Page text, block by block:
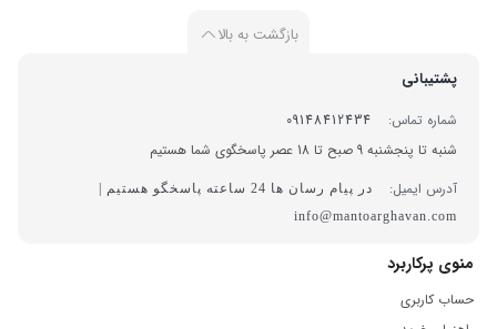
بازگشت به بالا
پشتیبانی
شماره تماس:
09148412434
شنبه تا پنجشنبه 9 صبح تا 18 عصر پاسخگوی شما هستیم
آدرس ایمیل:
در پیام رسان ها 24 ساعته پاسخگو هستیم |
info@mantoarghavan.com
منوی پرکاربرد
حساب کاربری